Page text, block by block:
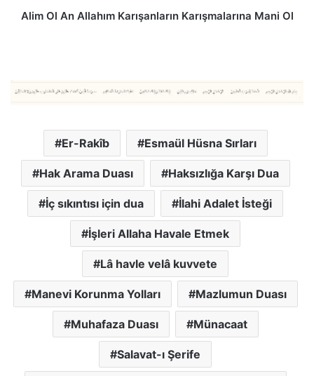
Alim Ol An Allahım Karışanların Karışmalarına Mani Ol
Er-Rakîb Esmaül Hüsna Sırları
Hak Arama Duası Haksızlığa Karşı Dua
İç sıkıntısı için dua İlahi Adalet İsteği
İşleri Allaha Havale Etmek
Lâ havle velâ kuvvete
Manevi Korunma Yolları Mazlumun Duası
Muhafaza Duası Münacaat
Salavat-ı Şerife